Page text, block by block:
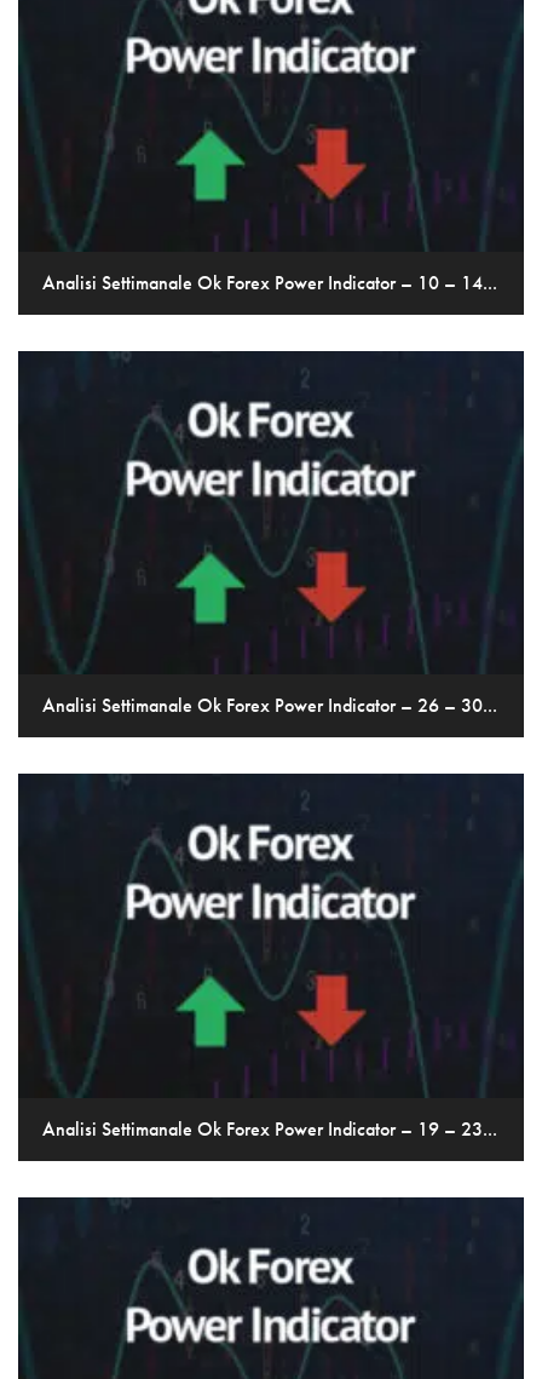
Analisi Settimanale Ok Forex Power Indicator – 10 – 14...
Analisi Settimanale Ok Forex Power Indicator – 26 – 30...
Analisi Settimanale Ok Forex Power Indicator – 19 – 23...